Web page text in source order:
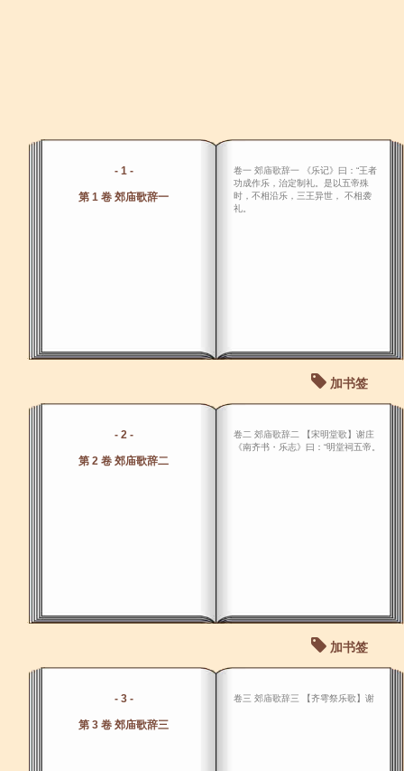
- 1 -
第 1 卷 郊庙歌辞一
卷一 郊庙歌辞一 《乐记》曰：“王者
功成作乐，治定制礼。是以五帝殊
时，不相沿乐，三王异世， 不相袭
礼。
加书签
- 2 -
第 2 卷 郊庙歌辞二
卷二 郊庙歌辞二 【宋明堂歌】谢庄
《南齐书・乐志》曰：“明堂祠五帝。
加书签
- 3 -
第 3 卷 郊庙歌辞三
卷三 郊庙歌辞三 【齐雩祭乐歌】谢